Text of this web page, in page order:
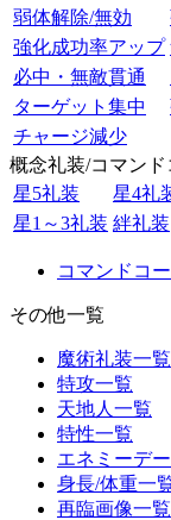
弱体解除/無効
強化成功率アップ
必中・無敵貫通
ターゲット集中
チャージ減少
概念礼装/コマンド
星5礼装
星4礼
星1～3礼装 絆礼装
コマンドコ
その他一覧
魔術礼装一覧
特攻一覧
天地人一覧
特性一覧
エネミーデ
身長/体重一
再臨画像一覧